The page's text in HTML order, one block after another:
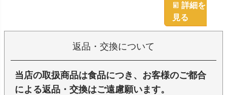
詳細を
見る
返品・交換について
当店の取扱商品は食品につき、お客様のご都合
による返品・交換はご遠慮願います。